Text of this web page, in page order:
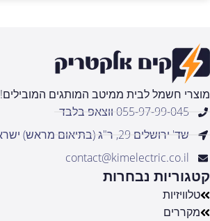
מוצרי חשמל לבית ממיטב המותגים המובילים!
055-97-99-045 ווצאפ בלבד
שד' ירושלים 29, ר"ג (בתיאום מראש) ישראל
contact@kimelectric.co.il
קטגוריות נבחרות
טלוויזיות
מקררים